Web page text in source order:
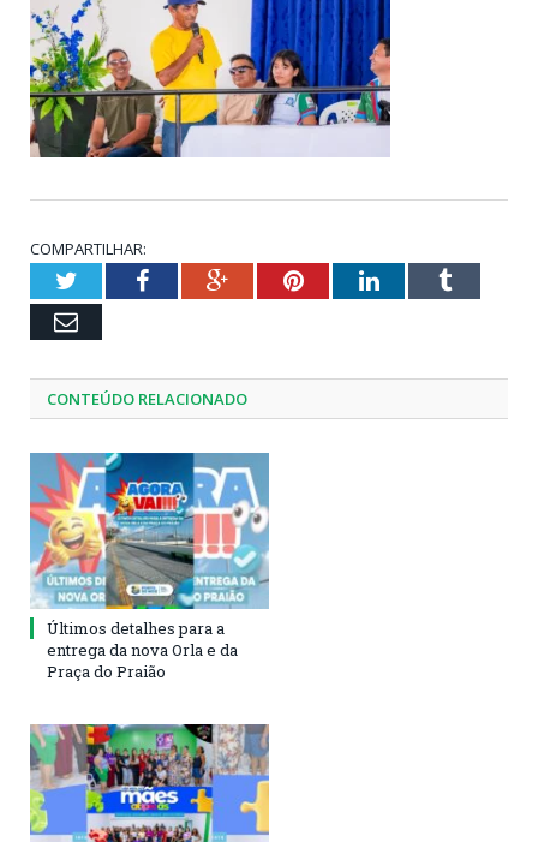
COMPARTILHAR:
TwitterFacebookGoogle+PinterestLinkedInTumblr
Email
CONTEÚDO RELACIONADO
Últimos detalhes para a
entrega da nova Orla e da
Praça do Praião